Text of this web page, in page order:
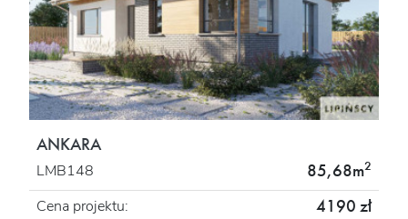
ANKARA
LMB148 85,68m2
Cena projektu: 4190 zł